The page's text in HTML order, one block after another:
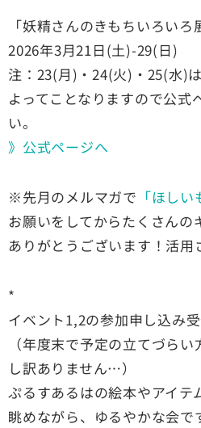
「妖精さんのきもちいろいろ
2026年3月21日(土)-29(日)
注：23(月)・24(火)・25(水)
よってことなりますので公式
い。
》公式ページへ
※先月のメルマガで 「ほしい
お願いをしてからたくさんの
ありがとうございます！活用
*
イベント1,2の参加申し込み受
（年度末で予定の立てづら
し訳ありません…）
ぷるすあるはの絵本やアイテ
眺めながら、ゆるやかな会で